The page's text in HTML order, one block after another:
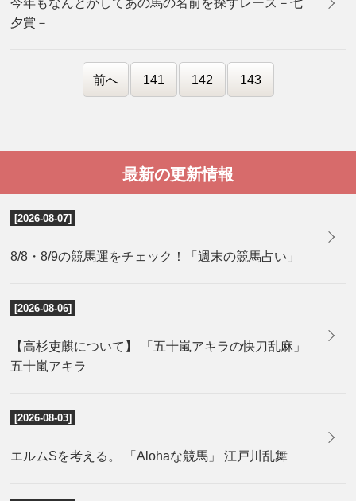
夕賞－
前へ 141 142 143
最新の更新情報
[2026-08-07]
8/8・8/9の競馬運をチェック！「週末の競馬占い」
[2026-08-06]
【高杉吏麒について】 「五十嵐アキラの快刀乱麻」
五十嵐アキラ
[2026-08-03]
エルムSを考える。 「Alohaな競馬」 江戸川乱舞